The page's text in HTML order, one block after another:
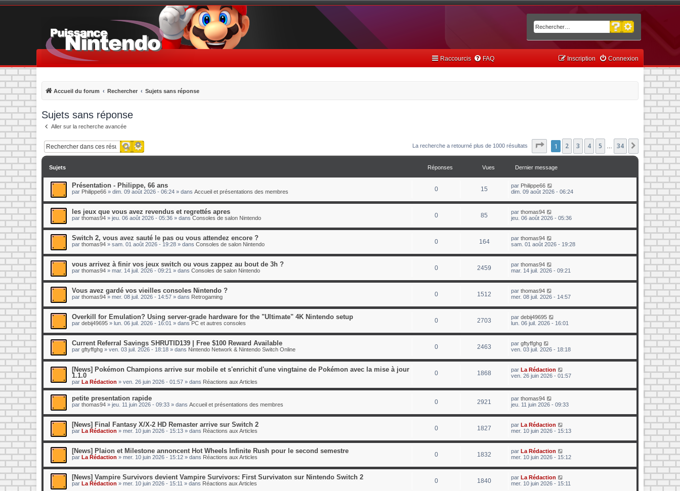
Rechercher
Recherche avancée
Raccourcis FAQ Connexion
Inscription
Accueil du forum Rechercher Sujets sans réponse
Sujets sans réponse
Aller sur la recherche avancée
Rechercher
Recherche avancée La recherche a retourné plus de 1000 résultats Page sur 34
1 2 3 4 5 34 Suivant
Sujets Réponses Vues Dernier message
Présentation - Philippe, 66 ans
par Philippe66 » dim. 09 août 2026 - 06:24 » dans Accueil et présentations des membres 0 15 par Philippe66
dim. 09 août 2026 - 06:24
les jeux que vous avez revendus et regrettés apres
par thomas94 » jeu. 06 août 2026 - 05:36 » dans Consoles de salon Nintendo 0 85 par thomas94
jeu. 06 août 2026 - 05:36
Switch 2, vous avez sauté le pas ou vous attendez encore ?
par thomas94 » sam. 01 août 2026 - 19:28 » dans Consoles de salon Nintendo 0 164 par thomas94
sam. 01 août 2026 - 19:28
vous arrivez à finir vos jeux switch ou vous zappez au bout de 3h ?
par thomas94 » mar. 14 juil. 2026 - 09:21 » dans Consoles de salon Nintendo 0 2459 par thomas94
mar. 14 juil. 2026 - 09:21
Vous avez gardé vos vieilles consoles Nintendo ?
par thomas94 » mer. 08 juil. 2026 - 14:57 » dans Retrogaming 0 1512 par thomas94
mer. 08 juil. 2026 - 14:57
Overkill for Emulation? Using server-grade hardware for the "Ultimate" 4K Nintendo setup
par debij49695 » lun. 06 juil. 2026 - 16:01 » dans PC et autres consoles 0 2703 par debij49695
lun. 06 juil. 2026 - 16:01
Current Referral Savings SHRUTID139 | Free $100 Reward Available
par gftyffghg » ven. 03 juil. 2026 - 18:18 » dans Nintendo Network & Nintendo Switch Online 0 2463 par gftyffghg
ven. 03 juil. 2026 - 18:18
[News] Pokémon Champions arrive sur mobile et s'enrichit d'une vingtaine de Pokémon avec la mise à jour
1.1.0
par La Rédaction » ven. 26 juin 2026 - 01:57 » dans Réactions aux Articles
0 1868 par La Rédaction
ven. 26 juin 2026 - 01:57
petite presentation rapide
par thomas94 » jeu. 11 juin 2026 - 09:33 » dans Accueil et présentations des membres 0 2921 par thomas94
jeu. 11 juin 2026 - 09:33
[News] Final Fantasy X/X-2 HD Remaster arrive sur Switch 2
par La Rédaction » mer. 10 juin 2026 - 15:13 » dans Réactions aux Articles 0 1827 par La Rédaction
mer. 10 juin 2026 - 15:13
[News] Plaion et Milestone annoncent Hot Wheels Infinite Rush pour le second semestre
par La Rédaction » mer. 10 juin 2026 - 15:12 » dans Réactions aux Articles 0 1832 par La Rédaction
mer. 10 juin 2026 - 15:12
[News] Vampire Survivors devient Vampire Survivors: First Survivaton sur Nintendo Switch 2
par La Rédaction » mer. 10 juin 2026 - 15:11 » dans Réactions aux Articles 0 1840 par La Rédaction
mer. 10 juin 2026 - 15:11